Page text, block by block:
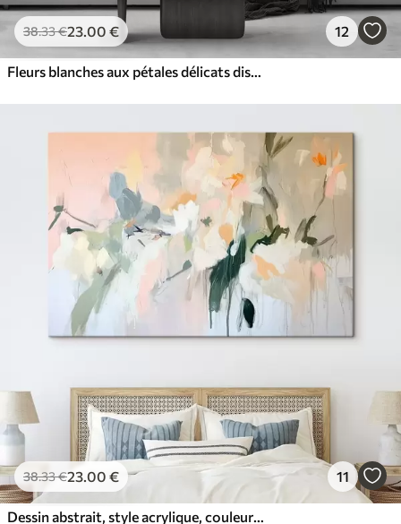
38.33€23.00 € 12
Fleurs blanches aux pétales délicats disposées dans un joli motif floral sur un fond clair
38.33€23 .00 € 11